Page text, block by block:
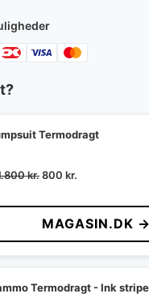
Termodragt
kr.Den
pris
var:
1.800 kr..
800 kr.
pris
er:
800 kr..
MAGASIN.DK →
Termodragt - Ink stripe